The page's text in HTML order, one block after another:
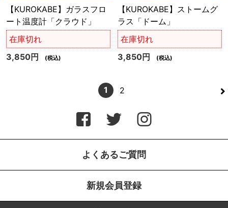
【KUROKABE】ガラスフロ
ート温度計「クラウド」
在庫切れ
3,850円
(税込)
【KUROKABE】ストームグ
ラス「ドーム」
在庫切れ
3,850円
(税込)
>
1 2
よくあるご質問
新規会員登録